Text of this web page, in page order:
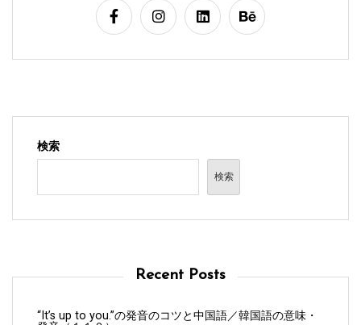
検索
検索
Recent Posts
“It’s up to you.”の発音のコツと中国語／韓国語の意味・